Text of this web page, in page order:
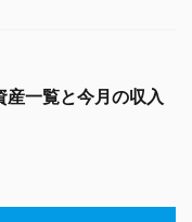
一覧と今月の収入